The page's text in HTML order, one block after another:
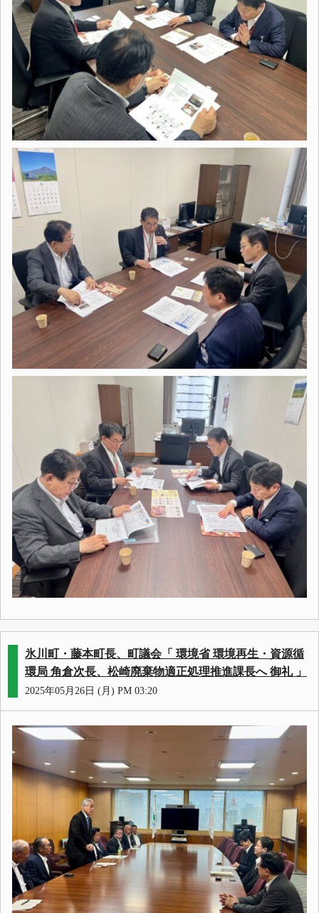
氷川町・藤本町長、町議会「 環境省 環境再生・資源循
環局 角倉次長、松崎廃棄物適正処理推進課長へ 御礼 」
2025年05月26日 (月) PM 03:20